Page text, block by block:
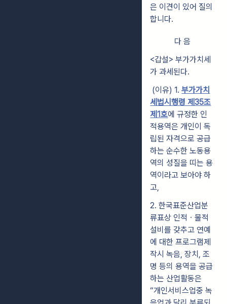
은 이견이 있어 질의
합니다.
다 음
<갑설> 부가가치세
가 과세된다.
(이유) 1.부가가치
세법시행령 제35조
제1호에 규정한 인
적용역은 개인이 독
립된 자격으로 공급
하는 순수한 노동용
역의 성질을 띠는 용
역이라고 보아야 하
고,
2. 한국표준산업분
류표상 인적ㆍ물적
설비를 갖추고 연예
에 대한 프로그램제
작시 녹음, 장치, 조
명 등의 용역을 공급
하는 산업활동은
“개인서비스업중 녹